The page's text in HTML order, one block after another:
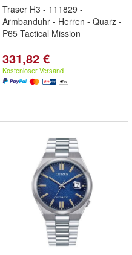
Traser H3 - 111829 -
Armbanduhr - Herren - Quarz -
P65 Tactical Mission
331,82 €
Kostenloser Versand